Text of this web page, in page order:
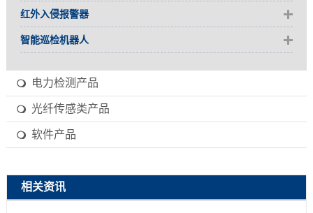
红外入侵报警器
智能巡检机器人
电力检测产品
光纤传感类产品
软件产品
相关资讯